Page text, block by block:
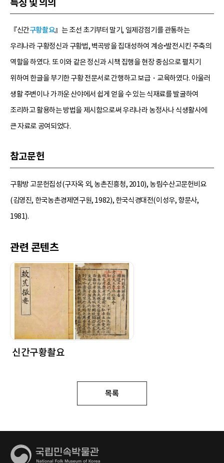
특징 및 의의
『신간구황촬요』는 조선 초기부터 말기, 일제강점기를 관통하는
우리나라 구황정신과 구황법, 벽곡방을 집대성하여 계승•발전시킨 주축의
역할을 하였다. 또 이와 같은 정신과 시책 집행을 현장 중심으로 펼치기
위하여 한글을 부기한 구황 전문서로 간행하고 보급・교육하였다. 아울러
생활 주변이나 가까운 산야에서 쉽게 얻을 수 있는 식재료를 발굴하여
조리하고 활용하는 방법을 제시함으로써 우리나라 농정사나 식생활사에
큰 자료로 공여되었다.
참고문헌
구황방 고문헌집성(구자옥 외, 농촌진흥청, 2010), 농림수산고문헌비요
(김영진, 한국농촌경제연구원, 1982), 한국식경대전(이성우, 향문사,
1981).
관련 콘텐츠
신간구황촬요
목록